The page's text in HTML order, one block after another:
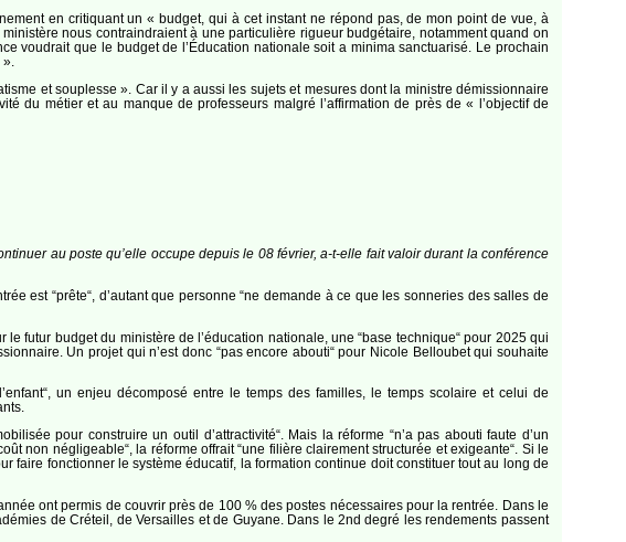
en critiquant un « budget, qui à cet instant ne répond pas, de mon point de vue, à
nous contraindraient à une particulière rigueur budgétaire, notamment quand on
voudrait que le budget de l’Éducation nationale soit a minima sanctuarisé. Le prochain
et souplesse ». Car il y a aussi les sujets et mesures dont la ministre démissionnaire
du métier et au manque de professeurs malgré l’affirmation de près de « l’objectif de
au poste qu’elle occupe depuis le 08 février, a-t-elle fait valoir durant la conférence
est “prête“, d’autant que personne “ne demande à ce que les sonneries des salles de
futur budget du ministère de l’éducation nationale, une “base technique“ pour 2025 qui
Un projet qui n’est donc “pas encore abouti“ pour Nicole Belloubet qui souhaite
un enjeu décomposé entre le temps des familles, le temps scolaire et celui de
pour construire un outil d’attractivité“. Mais la réforme “n’a pas abouti faute d’un
non négligeable“, la réforme offrait “une filière clairement structurée et exigeante“. Si le
faire fonctionner le système éducatif, la formation continue doit constituer tout au long de
ont permis de couvrir près de 100 % des postes nécessaires pour la rentrée. Dans le
de Créteil, de Versailles et de Guyane. Dans le 2nd degré les rendements passent